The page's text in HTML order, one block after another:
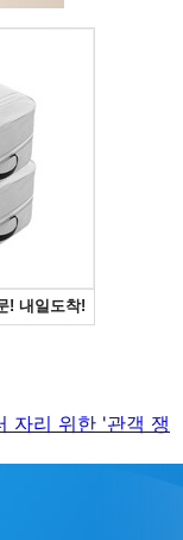
자리 위한 '관객 쟁